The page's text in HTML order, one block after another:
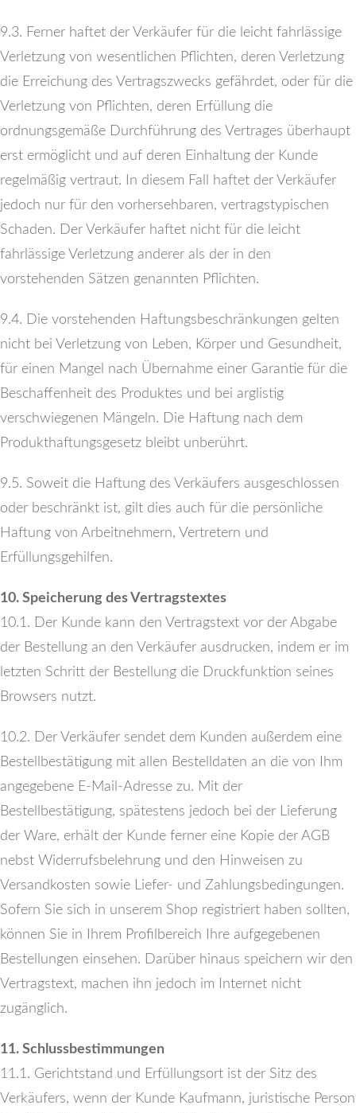
9.3. Ferner haftet der Verkäufer für die leicht fahrlässige
Verletzung von wesentlichen Pflichten, deren Verletzung
die Erreichung des Vertragszwecks gefährdet, oder für die
Verletzung von Pflichten, deren Erfüllung die
ordnungsgemäße Durchführung des Vertrages überhaupt
erst ermöglicht und auf deren Einhaltung der Kunde
regelmäßig vertraut. In diesem Fall haftet der Verkäufer
jedoch nur für den vorhersehbaren, vertragstypischen
Schaden. Der Verkäufer haftet nicht für die leicht
fahrlässige Verletzung anderer als der in den
vorstehenden Sätzen genannten Pflichten.
9.4. Die vorstehenden Haftungsbeschränkungen gelten
nicht bei Verletzung von Leben, Körper und Gesundheit,
für einen Mangel nach Übernahme einer Garantie für die
Beschaffenheit des Produktes und bei arglistig
verschwiegenen Mängeln. Die Haftung nach dem
Produkthaftungsgesetz bleibt unberührt.
9.5. Soweit die Haftung des Verkäufers ausgeschlossen
oder beschränkt ist, gilt dies auch für die persönliche
Haftung von Arbeitnehmern, Vertretern und
Erfüllungsgehilfen.
10. Speicherung des Vertragstextes
10.1. Der Kunde kann den Vertragstext vor der Abgabe
der Bestellung an den Verkäufer ausdrucken, indem er im
letzten Schritt der Bestellung die Druckfunktion seines
Browsers nutzt.
10.2. Der Verkäufer sendet dem Kunden außerdem eine
Bestellbestätigung mit allen Bestelldaten an die von Ihm
angegebene E-Mail-Adresse zu. Mit der
Bestellbestätigung, spätestens jedoch bei der Lieferung
der Ware, erhält der Kunde ferner eine Kopie der AGB
nebst Widerrufsbelehrung und den Hinweisen zu
Versandkosten sowie Liefer- und Zahlungsbedingungen.
Sofern Sie sich in unserem Shop registriert haben sollten,
können Sie in Ihrem Profilbereich Ihre aufgegebenen
Bestellungen einsehen. Darüber hinaus speichern wir den
Vertragstext, machen ihn jedoch im Internet nicht
zugänglich.
11. Schlussbestimmungen
11.1. Gerichtstand und Erfüllungsort ist der Sitz des
Verkäufers, wenn der Kunde Kaufmann, juristische Person